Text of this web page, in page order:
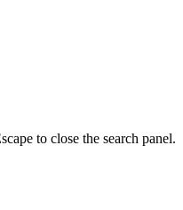
to close the search panel.